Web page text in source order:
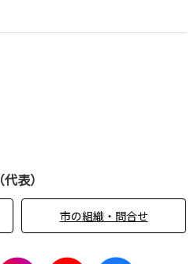
（代表）
市の組織・問合せ